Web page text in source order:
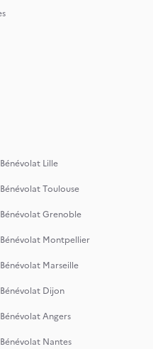
Bénévolat Lille
Bénévolat Toulouse
Bénévolat Grenoble
Bénévolat Montpellier
Bénévolat Marseille
Bénévolat Dijon
Bénévolat Angers
Bénévolat Nantes